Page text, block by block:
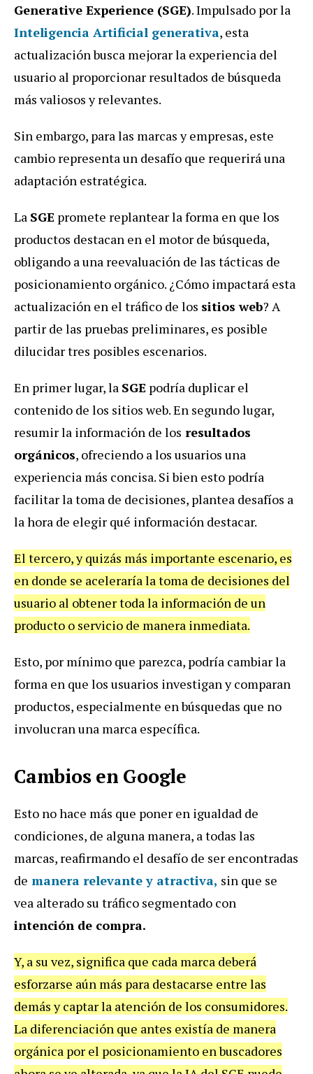
Generative Experience (SGE). Impulsado por la
Inteligencia Artificial generativa, esta
actualización busca mejorar la experiencia del
usuario al proporcionar resultados de búsqueda
más valiosos y relevantes.
Sin embargo, para las marcas y empresas, este
cambio representa un desafío que requerirá una
adaptación estratégica.
La SGE promete replantear la forma en que los
productos destacan en el motor de búsqueda,
obligando a una reevaluación de las tácticas de
posicionamiento orgánico. ¿Cómo impactará esta
actualización en el tráfico de los sitios web? A
partir de las pruebas preliminares, es posible
dilucidar tres posibles escenarios.
En primer lugar, la SGE podría duplicar el
contenido de los sitios web. En segundo lugar,
resumir la información de los resultados
orgánicos, ofreciendo a los usuarios una
experiencia más concisa. Si bien esto podría
facilitar la toma de decisiones, plantea desafíos a
la hora de elegir qué información destacar.
El tercero, y quizás más importante escenario, es
en donde se aceleraría la toma de decisiones del
usuario al obtener toda la información de un
producto o servicio de manera inmediata.
Esto, por mínimo que parezca, podría cambiar la
forma en que los usuarios investigan y comparan
productos, especialmente en búsquedas que no
involucran una marca específica.
Cambios en Google
Esto no hace más que poner en igualdad de
condiciones, de alguna manera, a todas las
marcas, reafirmando el desafío de ser encontradas
de manera relevante y atractiva, sin que se
vea alterado su tráfico segmentado con
intención de compra.
Y, a su vez, significa que cada marca deberá
esforzarse aún más para destacarse entre las
demás y captar la atención de los consumidores.
La diferenciación que antes existía de manera
orgánica por el posicionamiento en buscadores